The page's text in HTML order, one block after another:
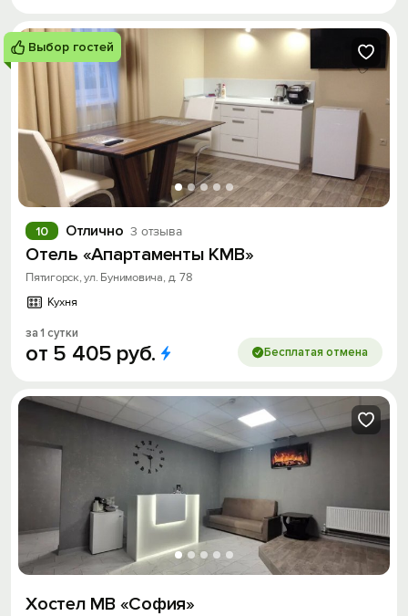
Выбор гостей
Отлично 3 отзыва
10
Отель «Апартаменты КМВ»
Пятигорск, ул. Бунимовича, д. 78
Кухня
за 1 сутки
от 5 405 руб. Бесплатая отмена
Хостел МВ «София»